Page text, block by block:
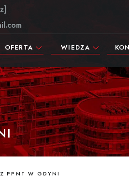
OFERTA WIEDZA
PPNT W GDYNI